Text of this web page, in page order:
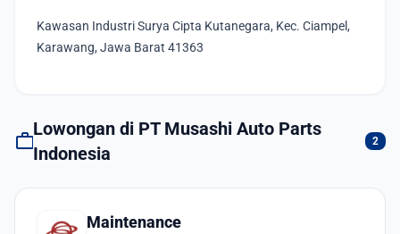
Kawasan Industri Surya Cipta Kutanegara, Kec. Ciampel,
Karawang, Jawa Barat 41363
workLowongan di PT Musashi Auto Parts
Indonesia
2
Maintenance